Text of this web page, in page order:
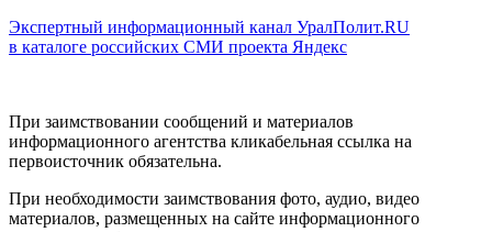
Экспертный информационный канал УралПолит.RU
в каталоге российских СМИ проекта Яндекс
При заимствовании сообщений и материалов
информационного агентства кликабельная ссылка на
первоисточник обязательна.
При необходимости заимствования фото, аудио, видео
материалов, размещенных на сайте информационного